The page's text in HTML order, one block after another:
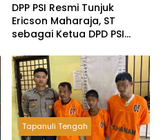
DPP PSI Resmi Tunjuk
Ericson Maharaja, ST
sebagai Ketua DPD PSI
Tapanuli Tengah